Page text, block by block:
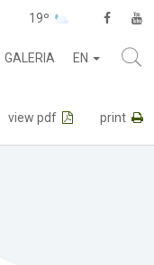
19º
GALERIA EN
view pdf print